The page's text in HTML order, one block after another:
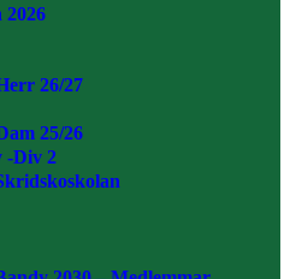
2026
26/27
25/26
-Div 2